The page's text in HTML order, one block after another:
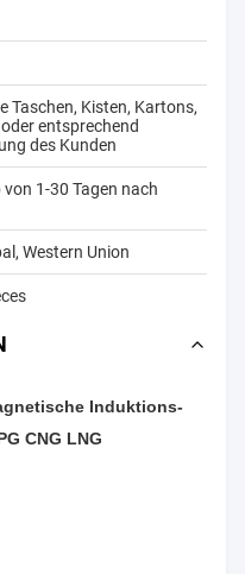
Taschen, Kisten, Kartons,
entsprechend
des Kunden
1-30 Tagen nach
Western Union
Induktions-
CNG LNG